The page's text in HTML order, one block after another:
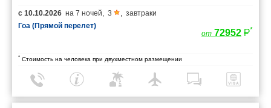
с 10.10.2026 на 7 ночей, 3 , завтраки
Гоа (Прямой перелет)
от 72952 *
* Стоимость на человека при двухместном размещении